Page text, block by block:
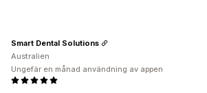
Smart Dental Solutions
Australien
Ungefär en månad användning av appen